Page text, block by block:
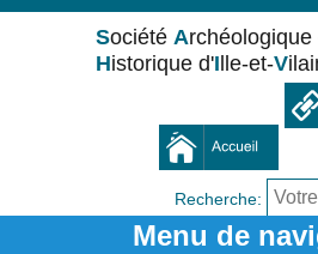
Société Archéologique
Historique d'I lle-et-V
Recherche: